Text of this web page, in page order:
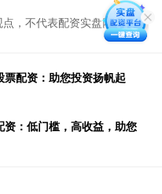
，不代表配资实盘网站观点
配资：助您投资扬帆起
：低门槛，高收益，助您